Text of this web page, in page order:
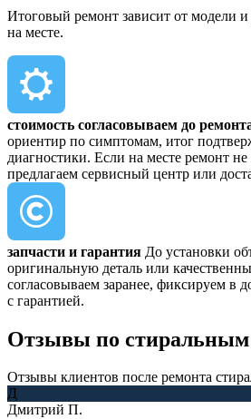
Итоговый ремонт зависит от модели и
на месте.
стоимость согласовываем до
ориентир по симптомам, итог
диагностики. Если на месте ремонт не
предлагаем сервисный центр или
запчасти и гарантия До установки
оригинальную деталь или
согласовываем заранее, фиксируем в
с гарантией.
Отзывы по
Отзывы клиентов после ремонта
Д
Дмитрий П.